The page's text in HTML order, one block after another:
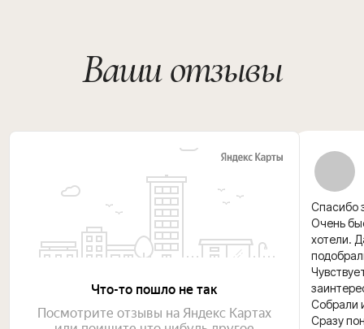
Спасибо
Очень
хотели.
Собрали
Сразу